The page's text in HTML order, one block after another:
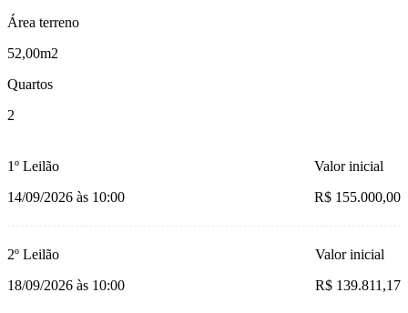
Área terreno
52,00m2
Quartos
2
1º Leilão
14/09/2026 às 10:00
Valor inicial
R$ 155.000,00
2º Leilão
18/09/2026 às 10:00
Valor inicial
R$ 139.811,17